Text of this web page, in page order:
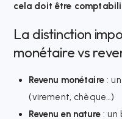
cela doit être
La distinction
monétaire vs
Revenu monétaire:
(virement, chèque…)
Revenu en nature: un